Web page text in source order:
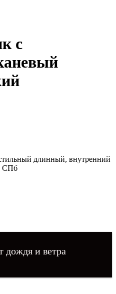
с
длинный, внутренний
СПб
и ветра